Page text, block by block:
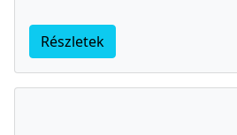
Részletek